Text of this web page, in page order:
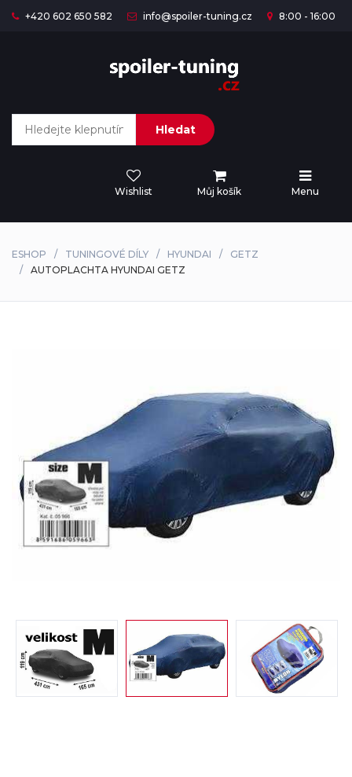
+420 602 650 582 info@spoiler-tuning.cz 8:00 - 16:00
Hledat
Wishlist Můj košík Menu
ESHOP TUNINGOVÉ DÍLY HYUNDAI
GETZ
AUTOPLACHTA HYUNDAI GETZ